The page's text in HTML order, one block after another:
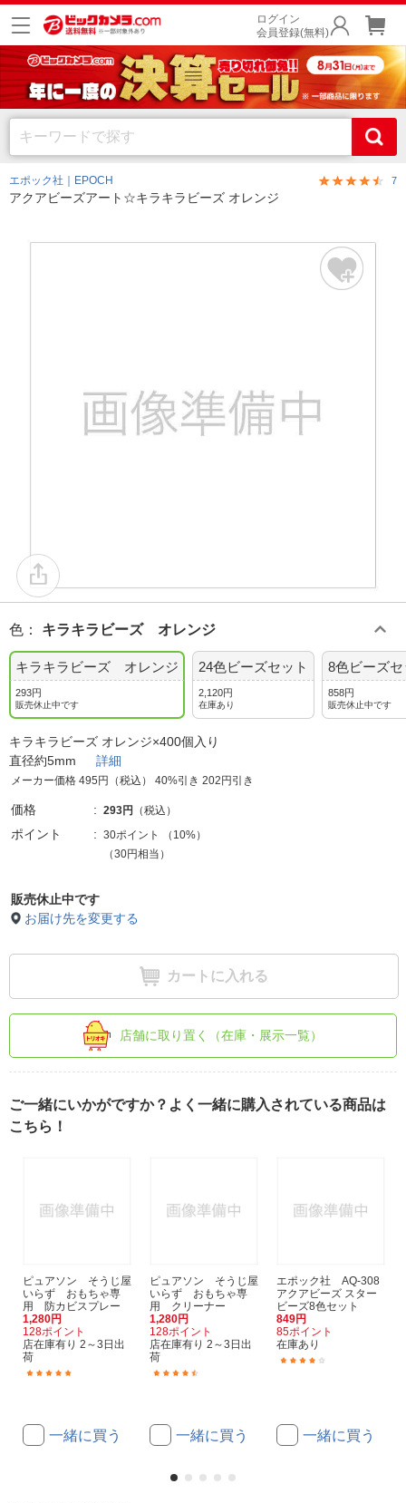
ログイン
会員登録(無料)
エポック社｜EPOCH 7
アクアビーズアート☆キラキラビーズ オレンジ
色 ： キラキラビーズ オレンジ
キラキラビーズ オレンジ
293円
販売休止中です
24色ビーズセット
2,120円
在庫あり
8色ビーズ
858円
販売休止中です
キラキラビーズ オレンジ×400個入り
直径約5mm 詳細
メーカー価格 495円（税込） 40%引き 202円引き
価格 293円 （税込）
ポイント 30ポイント （ 10%）
（30円相当）
販売休止中です
お届け先を変更する
カートに入れる
店舗に取り置く（在庫・展示一覧）
ご一緒にいかがですか？よく一緒に購入されている商品は
こちら！
ピュアソン そうじ屋
いらず おもちゃ専
用 防カビスプレー
1,280円
128ポイント
店在庫有り 2～3日出
荷
一緒に買う
ピュアソン そうじ屋
いらず おもちゃ専
用 クリーナー
1,280円
128ポイント
店在庫有り 2～3日出
荷
一緒に買う
エポック社 AQ-308
アクアビーズ スター
ビーズ8色セット
849円
85ポイント
在庫あり
一緒に買う